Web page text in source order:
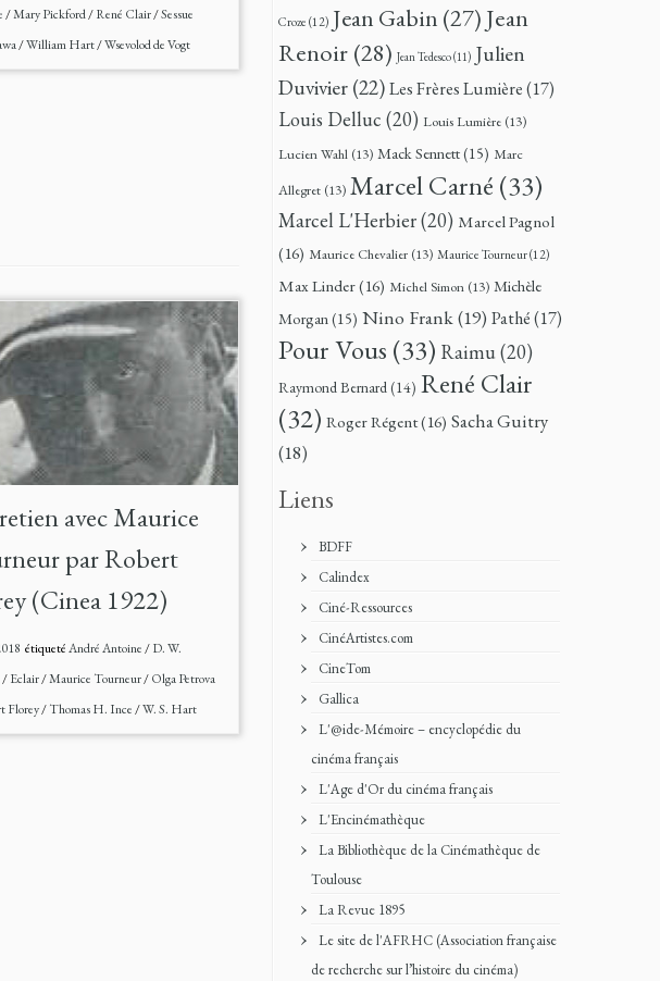
/Mary Pickford/René Clair/Sessue
/William Hart/Wsevolod de Vogt
avec Maurice
par Robert
(Cinea 1922)
étiquetéAndré Antoine/D. W.
/Eclair/Maurice Tourneur/Olga Petrova
Florey/Thomas H. Ince/W. S. Hart
Croze (12) Jean Gabin (27) Jean
Renoir (28) Jean Tedesco(11) Julien
Duvivier(22)Les Frères Lumière(17)
Louis Delluc (20) Louis Lumière (13)
Lucien Wahl (13) Mack Sennett(15) Marc
Allegret (13) Marcel Carné (33)
Marcel L'Herbier(20) Marcel Pagnol
(16) Maurice Chevalier (13) Maurice Tourneur(12)
Max Linder(16) Michel Simon (13) Michèle
Morgan(15) Nino Frank(19) Pathé(17)
Pour Vous (33) Raimu(20)
Raymond Bernard(14) René Clair
(32) Roger Régent(16) Sacha Guitry
(18)
Liens
BDFF
Calindex
Ciné-Ressources
CinéArtistes.com
CineTom
Gallica
L'@ide-Mémoire – encyclopédie du
cinéma français
L'Age d'Or du cinéma français
L'Encinémathèque
La Bibliothèque de la Cinémathèque de
Toulouse
La Revue 1895
Le site de l'AFRHC (Association française
de recherche sur l’histoire du cinéma)